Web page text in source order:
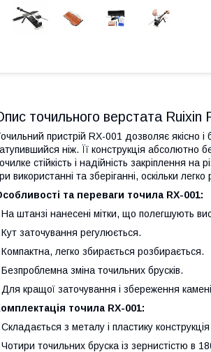
точильного верстата Ruixin
пристрій RX-001 дозволяє якісно
ніж. Її конструкція абсолютно
стійкість і надійність закріплення
використанні та зберіганні, оскільки
та переваги точила RX-001:
На штанзі нанесені мітки, що полегшують
Кут заточування регулюється.
Компактна, легко збирається розбирається.
Безпроблемна зміна точильних брусків.
Для кращої заточування і збереження
точила RX-001:
Складається з металу і пластику конструкція
Чотири точильних бруска із зернистістю в